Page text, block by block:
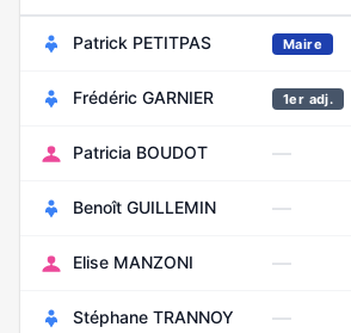
Patrick PETITPAS Maire
Frédéric GARNIER 1er adj.
Patricia BOUDOT —
Benoît GUILLEMIN —
Elise MANZONI —
Stéphane TRANNOY —